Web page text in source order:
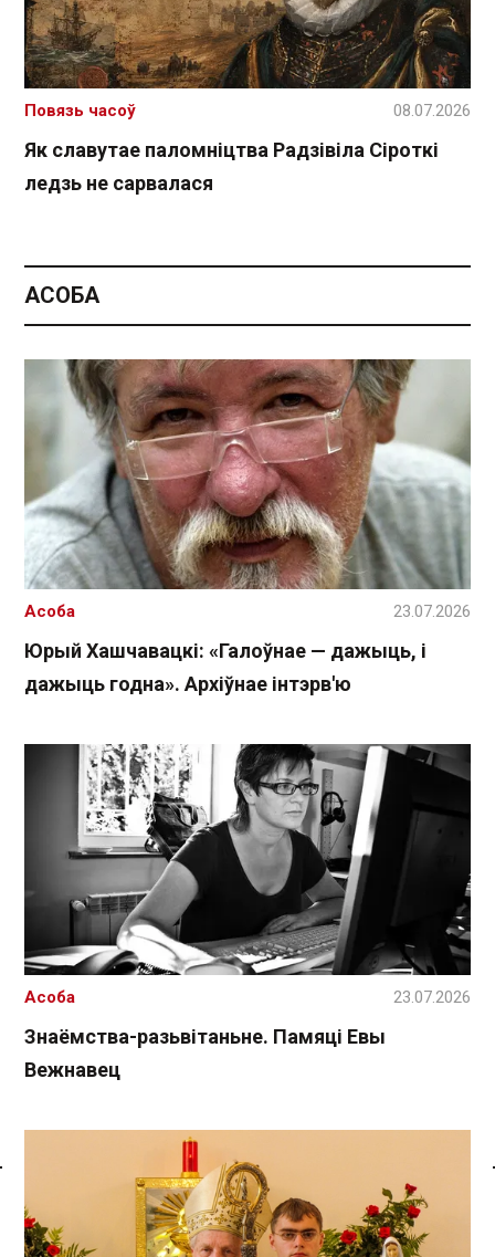
Спасылка без VPN
Як славутае паломніцтва Радзівіла Сіроткі
ледзь не сарвалася
Повязь часоў 08.07.2026
АСОБА
Юрый Хашчавацкі: «Галоўнае — дажыць, і
дажыць годна». Архіўнае інтэрв'ю
Асоба 23.07.2026
Знаёмства-разьвітаньне. Памяці Евы
Вежнавец
Асоба 23.07.2026